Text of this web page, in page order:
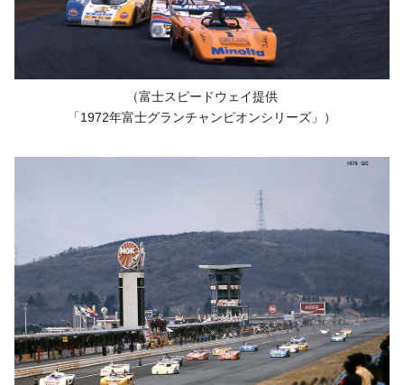
（富士スピードウェイ提供
「1972年富士グランチャンピオンシリーズ」）